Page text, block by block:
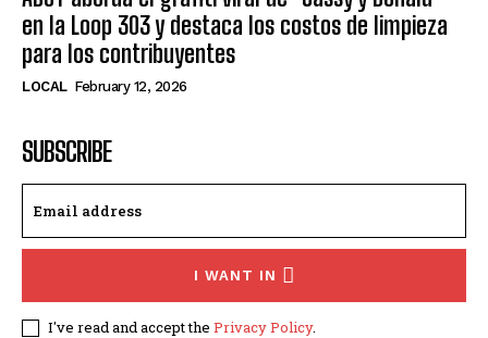
en la Loop 303 y destaca los costos de limpieza
para los contribuyentes
LOCAL February 12, 2026
SUBSCRIBE
I WANT IN
I've read and accept the Privacy Policy.